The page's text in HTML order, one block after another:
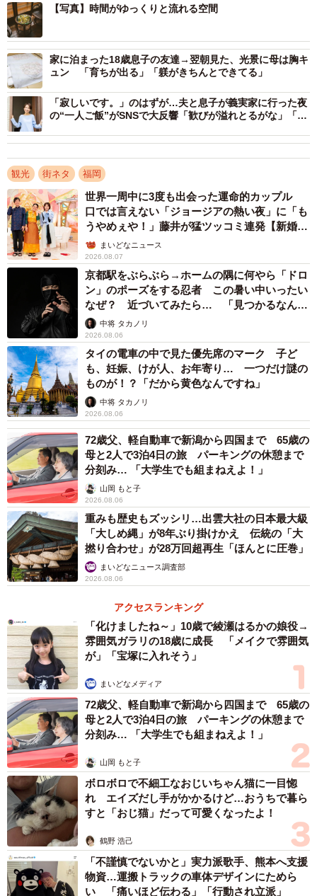
2/4
レトロ感漂う落ち着いた寝室（提供：旅の自由帳さん）
3/4
時間がゆっくりと流れるあの空間（提供：旅の自由帳さん）
4/4
幻想的な色合いのクリームソーダ（提供：旅の自由帳さん）
――「ひとりで泊まれる喫茶店」を始められたきっかけ
「訪れた人が思い出の時間を作る場所として喫茶店を東京
の高円寺にオープンしてから、さらにより長い時間を過ご
してもらえるとしたら？という延長上に『泊まれる』とい
う要素がありました」
――空間づくりで特にこだわっているポイントを教えてく
ださい！
「基本、暗いので眠くなるくらいがちょうどいいかなと思
っています。気づいたら朝みたいな。実際あっという間だ
ったというお声が多いです」
――今回のポストに大きな反響が寄せられました。ご感想
は？
【写真】時間がゆっくりと流れる空間
家に泊まった18歳息子の友達→翌朝見た、光景に母は胸キ
ュン 「育ちが出る」「躾がきちんとできてる」
「寂しいです。」のはずが…夫と息子が義実家に行った夜
の“一人ご飯”がSNSで大反響「歓びが溢れとるがな」「豪
観光 街ネタ 福岡
世界一周中に3度も出会った運命的カップル
口では言えない「ジョージアの熱い夜」に「も
うやめぇや！」藤井が猛ツッコミ連発【新婚さ
ん】まいどなニュース
2026.08.07
京都駅をぶらぶら→ホームの隅に何やら「ドロ
ン」のポーズをする忍者 この暑い中いったい
なぜ？ 近づいてみたら… 「見つかるなんて
未熟」中将 タカノリ
2026.08.06
タイの電車の中で見た優先席のマーク 子ど
も、妊娠、けが人、お年寄り… 一つだけ謎の
ものが！？「だから黄色なんですね」
中将 タカノリ
2026.08.06
72歳父、軽自動車で新潟から四国まで 65歳の
母と2人で3泊4日の旅 パーキングの休憩まで
分刻み… 「大学生でも組まねえよ！」
山岡 もと子
2026.08.06
重みも歴史もズッシリ…出雲大社の日本最大級
「大しめ縄」が8年ぶり掛けかえ 伝統の「大
撚り合わせ」が28万回超再生「ほんとに圧巻」
まいどなニュース調査部
2026.08.06
アクセスランキング
「化けましたね～」10歳で綾瀬はるかの娘役→
雰囲気ガラリの18歳に成長 「メイクで雰囲気
が」「宝塚に入れそう」
まいどなメディア
72歳父、軽自動車で新潟から四国まで 65歳の
母と2人で3泊4日の旅 パーキングの休憩まで
分刻み… 「大学生でも組まねえよ！」
山岡 もと子
ボロボロで不細工なおじいちゃん猫に一目惚
れ エイズだし手がかかるけど…おうちで暮ら
すと「おじ猫」だって可愛くなったよ！
鶴野 浩己
「不謹慎でないかと」実力派歌手、熊本へ支援
物資…運搬トラックの車体デザインにためら
い 「痛いほど伝わる」「行動され立派」